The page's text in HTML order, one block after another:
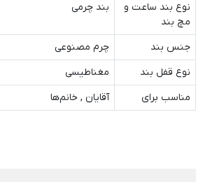
نوع بند ساعت و
مچ‌ بند
بند چرمی
جنس بند
چرم مصنوعی
نوع قفل بند
مغناطیسی
مناسب برای
آقایان , خانم‌ها